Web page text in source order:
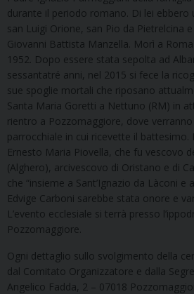
durante il periodo romano. Di lei
san Luigi Orione, san Pio da Pietrelcina
Giovanni Battista Manzella. Morì a
1952. Dopo essere stata sepolta ad
sessantatré anni, nel 2015 si fece la
sue spoglie mortali che riposano
Santa Maria Goretti a Nettuno (RM) in
rientro a Pozzomaggiore, dove
parrocchiale in cui ricevette il
Ernesto Maria Piovella, che fu vescovo
(Alghero), arcivescovo di Oristano e di
che “insieme a Sant’Ignazio da Làconi e
Edvige Carboni sarebbe stata onore e
L’evento ecclesiale si terrà presso
Pozzomaggiore.
Ogni dettaglio sullo svolgimento della
dal Comitato Organizzatore e dalla
Angelico Fadda, 2 – 07018